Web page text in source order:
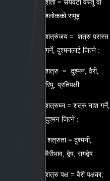
शती = सयवटा वस्तु वा
श्लोकको समूह :
शत्रुंजय = शत्रु परास्त
गर्ने, दुश्मनलाई जित्ने :
शत्रु = दुश्मन, वैरी,
रिपु, प्रतिपक्षी :
शत्रुघ्न = शत्रु नाश गर्ने,
दुश्मन जित्ने :
शत्रुता = दुश्मनी,
वैरीभाव, द्वेष, रागद्वेष :
शत्रु पक्ष = वैरी पक्षका,